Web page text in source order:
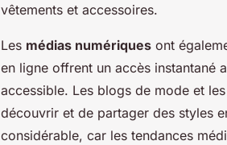
vêtements et accessoires.
Les médias numériques ont
en ligne offrent un accès instantané
accessible. Les blogs de mode et
découvrir et de partager des styles
considérable, car les tendances